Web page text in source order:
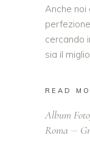
Anche noi
cercando
sia il
READ
Album
Roma